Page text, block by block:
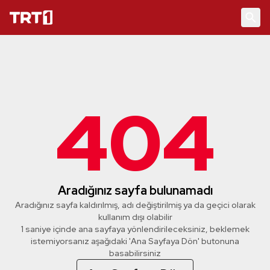
404
Aradığınız sayfa bulunamadı
Aradığınız sayfa kaldırılmış, adı değiştirilmiş ya da geçici olarak
kullanım dışı olabilir
1 saniye içinde ana sayfaya yönlendirileceksiniz, beklemek
istemiyorsanız aşağıdaki 'Ana Sayfaya Dön' butonuna
basabilirsiniz